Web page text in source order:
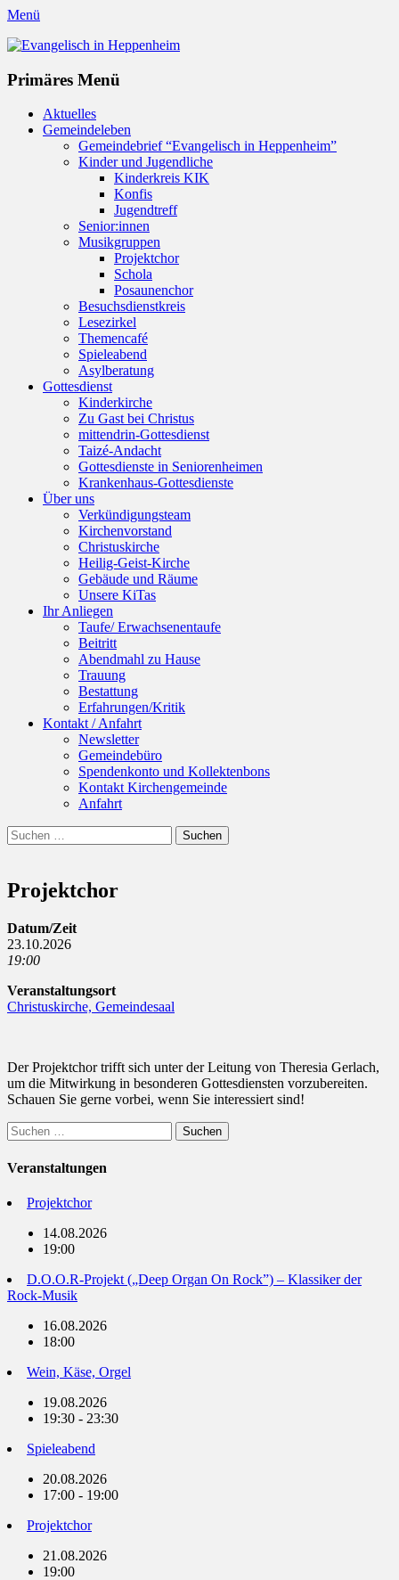
Menü
Evangelisch in Heppenheim
Primäres Menü
Zum
Inhalt
Aktuelles
Gemeindeleben
Gemeindebrief “Evangelisch in Heppenheim”
Kinder und Jugendliche
Kinderkreis KIK
Konfis
Jugendtreff
Senior:innen
Musikgruppen
Projektchor
Schola
Posaunenchor
Besuchsdienstkreis
Lesezirkel
Themencafé
Spieleabend
Asylberatung
Gottesdienst
Kinderkirche
Zu Gast bei Christus
mittendrin-Gottesdienst
Taizé-Andacht
Gottesdienste in Seniorenheimen
Krankenhaus-Gottesdienste
Über uns
Verkündigungsteam
Kirchenvorstand
Christuskirche
Heilig-Geist-Kirche
Gebäude und Räume
Unsere KiTas
Ihr Anliegen
Taufe/ Erwachsenentaufe
Beitritt
Abendmahl zu Hause
Trauung
Bestattung
Erfahrungen/Kritik
Kontakt / Anfahrt
Newsletter
Gemeindebüro
Spendenkonto und Kollektenbons
Kontakt Kirchengemeinde
Anfahrt
Suchen
Suchen
nach:
Projektchor
Datum/Zeit
23.10.2026
19:00
Veranstaltungsort
Christuskirche, Gemeindesaal
Der Projektchor trifft sich unter der Leitung von Theresia Gerlach,
um die Mitwirkung in besonderen Gottesdiensten vorzubereiten.
Schauen Sie gerne vorbei, wenn Sie interessiert sind!
Suchen
nach:
Veranstaltungen
Projektchor
14.08.2026
19:00
D.O.O.R-Projekt („Deep Organ On Rock”) – Klassiker der
Rock-Musik
16.08.2026
18:00
Wein, Käse, Orgel
19.08.2026
19:30 - 23:30
Spieleabend
20.08.2026
17:00 - 19:00
Projektchor
21.08.2026
19:00